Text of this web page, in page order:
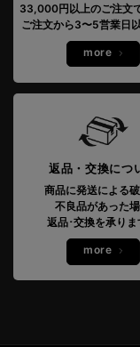
33,000円以上のご注文
ご注文から3〜5営業日
more
返品・交換につ
商品に発送による
不良品があった
返品･交換を承りま
more